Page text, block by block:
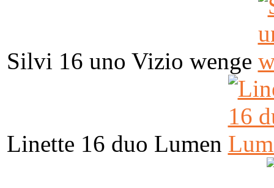
Silvi 16 uno Vizio wenge
Linette 16 duo Lumen